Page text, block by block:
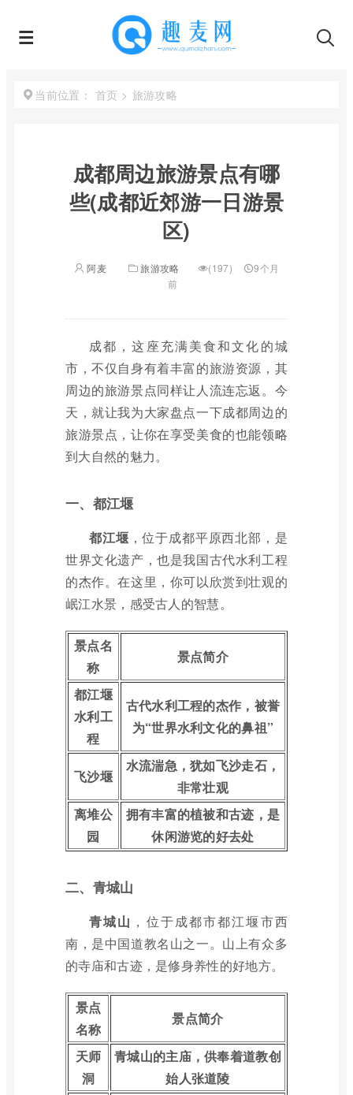
当前位置： 首页 > 旅游攻略
成都周边旅游景点有哪
些(成都近郊游一日游景
区)
阿麦 旅游攻略 (197)
9个月
前
成都，这座充满美食和文化的城
市，不仅自身有着丰富的旅游资源，其
周边的旅游景点同样让人流连忘返。今
天，就让我为大家盘点一下成都周边的
旅游景点，让你在享受美食的也能领略
到大自然的魅力。
一、都江堰
都江堰 ，位于成都平原西北部，是
世界文化遗产，也是我国古代水利工程
的杰作。在这里，你可以欣赏到壮观的
岷江水景，感受古人的智慧。
景点名
称
景点简介
都江堰
水利工
程
古代水利工程的杰作，被誉
为“世界水利文化的鼻祖”
飞沙堰
水流湍急，犹如飞沙走石，
非常壮观
离堆公
园
拥有丰富的植被和古迹，是
休闲游览的好去处
二、青城山
青城山 ，位于成都市都江堰市西
南，是中国道教名山之一。山上有众多
的寺庙和古迹，是修身养性的好地方。
景点
名称
景点简介
天师
洞
青城山的主庙，供奉着道教创
始人张道陵